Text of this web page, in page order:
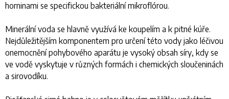
horninami se specifickou bakteriální mikroflórou.
Minerální voda se hlavně využívá ke koupelím a k pitné kúře.
Nejdůležitějším komponentem pro určení této vody jako léčivou
onemocnění pohybového aparátu je vysoký obsah síry, kdy se
ve vodě vyskytuje v různých formách i chemických sloučeninách
a sirovodíku.